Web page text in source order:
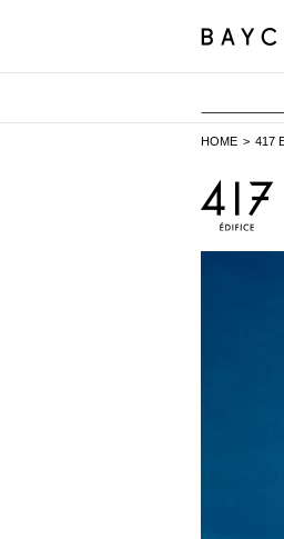
HOME 417